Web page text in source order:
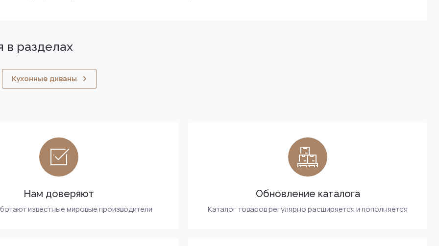
в разделах
Кухонные диваны
Нам доверяют
известные мировые производители
Обновление каталога
Каталог товаров регулярно расширяется и пополняется